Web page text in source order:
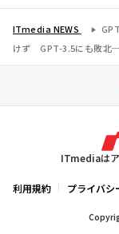
ITmedia NEWS
けず GPT-3.5にも敗北
ITmediaはア
利用規約 プライバシ